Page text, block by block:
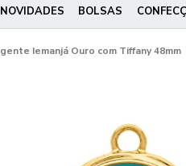
NOVIDADES BOLSAS
Iemanjá Ouro com Tiffany 48mm